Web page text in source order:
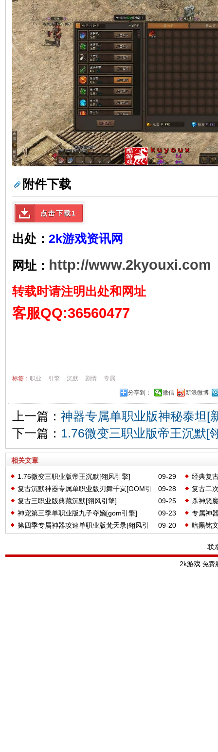
附件下载
点击下载1
出处： 2k游戏资讯网
网址： http://www.2kyouxi.com
转载时请注明出处和网址
客服QQ:36560477
标签： 职业 引擎 沉默 剧情 专属
分享到： 微信 新浪微博
上一篇： 神器专属单职业版神秘泰坦[
下一篇： 1.76微变三职业版帝王沉默[
相关文章
09-29
1.76微变三职业版帝王沉默[翎风引擎]
经典复
09-28
复古沉默神器专属单职业版刃舞千岚[GOM引
擎]
复古二
09-25
复古三职业版典藏沉默[翎风引擎]
杀神恶
[GOM
09-23
神宠第三季单职业版九子夺嫡[gom引擎]
专属神
09-20
第四季专属神器攻速单职业版梵天录[翎风引
暗黑铭
联
2k游戏 免费